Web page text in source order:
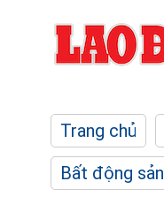
Trang chủ
Bất động sản